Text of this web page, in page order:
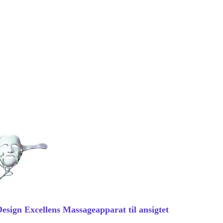
Excellens Massageapparat til ansigtet